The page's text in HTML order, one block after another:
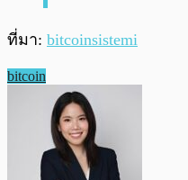
ที่มา: bitcoinsistemi
bitcoin